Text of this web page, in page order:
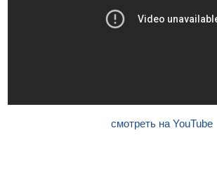
смотреть на YouTube